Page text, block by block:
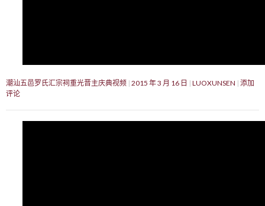
潮汕五邑罗氏汇宗祠重光晋主庆典视频 2015 年 3 月 16 日 LUOXUNSEN 添加
评论